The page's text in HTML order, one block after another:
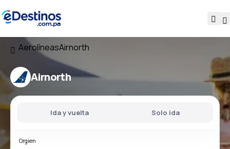
AerolíneasAirnorth
Airnorth
Ida y vuelta Solo ida
Orgien